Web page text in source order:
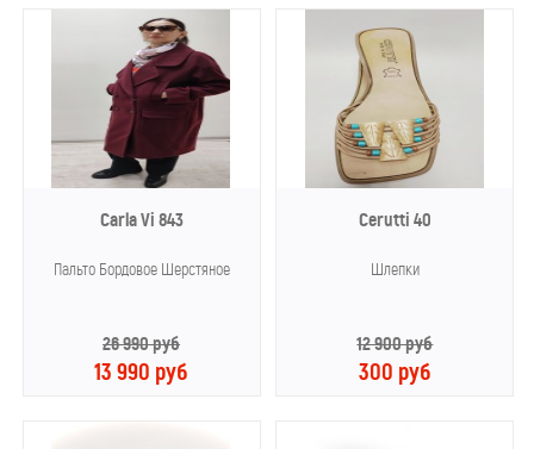
Carla Vi 843
Пальто Бордовое Шерстяное
26 990 руб
13 990 руб
Cerutti 40
Шлепки
12 900 руб
300 руб